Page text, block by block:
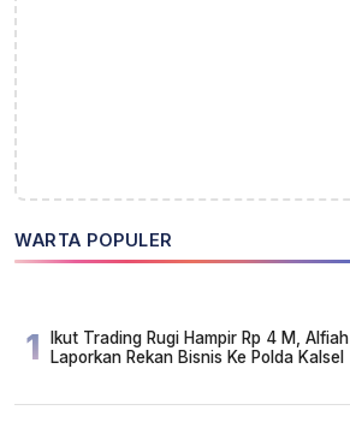
WARTA POPULER
1
Ikut Trading Rugi Hampir Rp 4 M, Alfiah
Laporkan Rekan Bisnis Ke Polda Kalsel